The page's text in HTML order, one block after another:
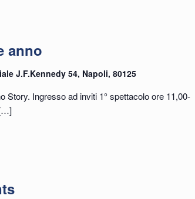
anno
J.F.Kennedy 54, Napoli, 80125
Ingresso ad inviti 1° spettacolo ore 11,00-